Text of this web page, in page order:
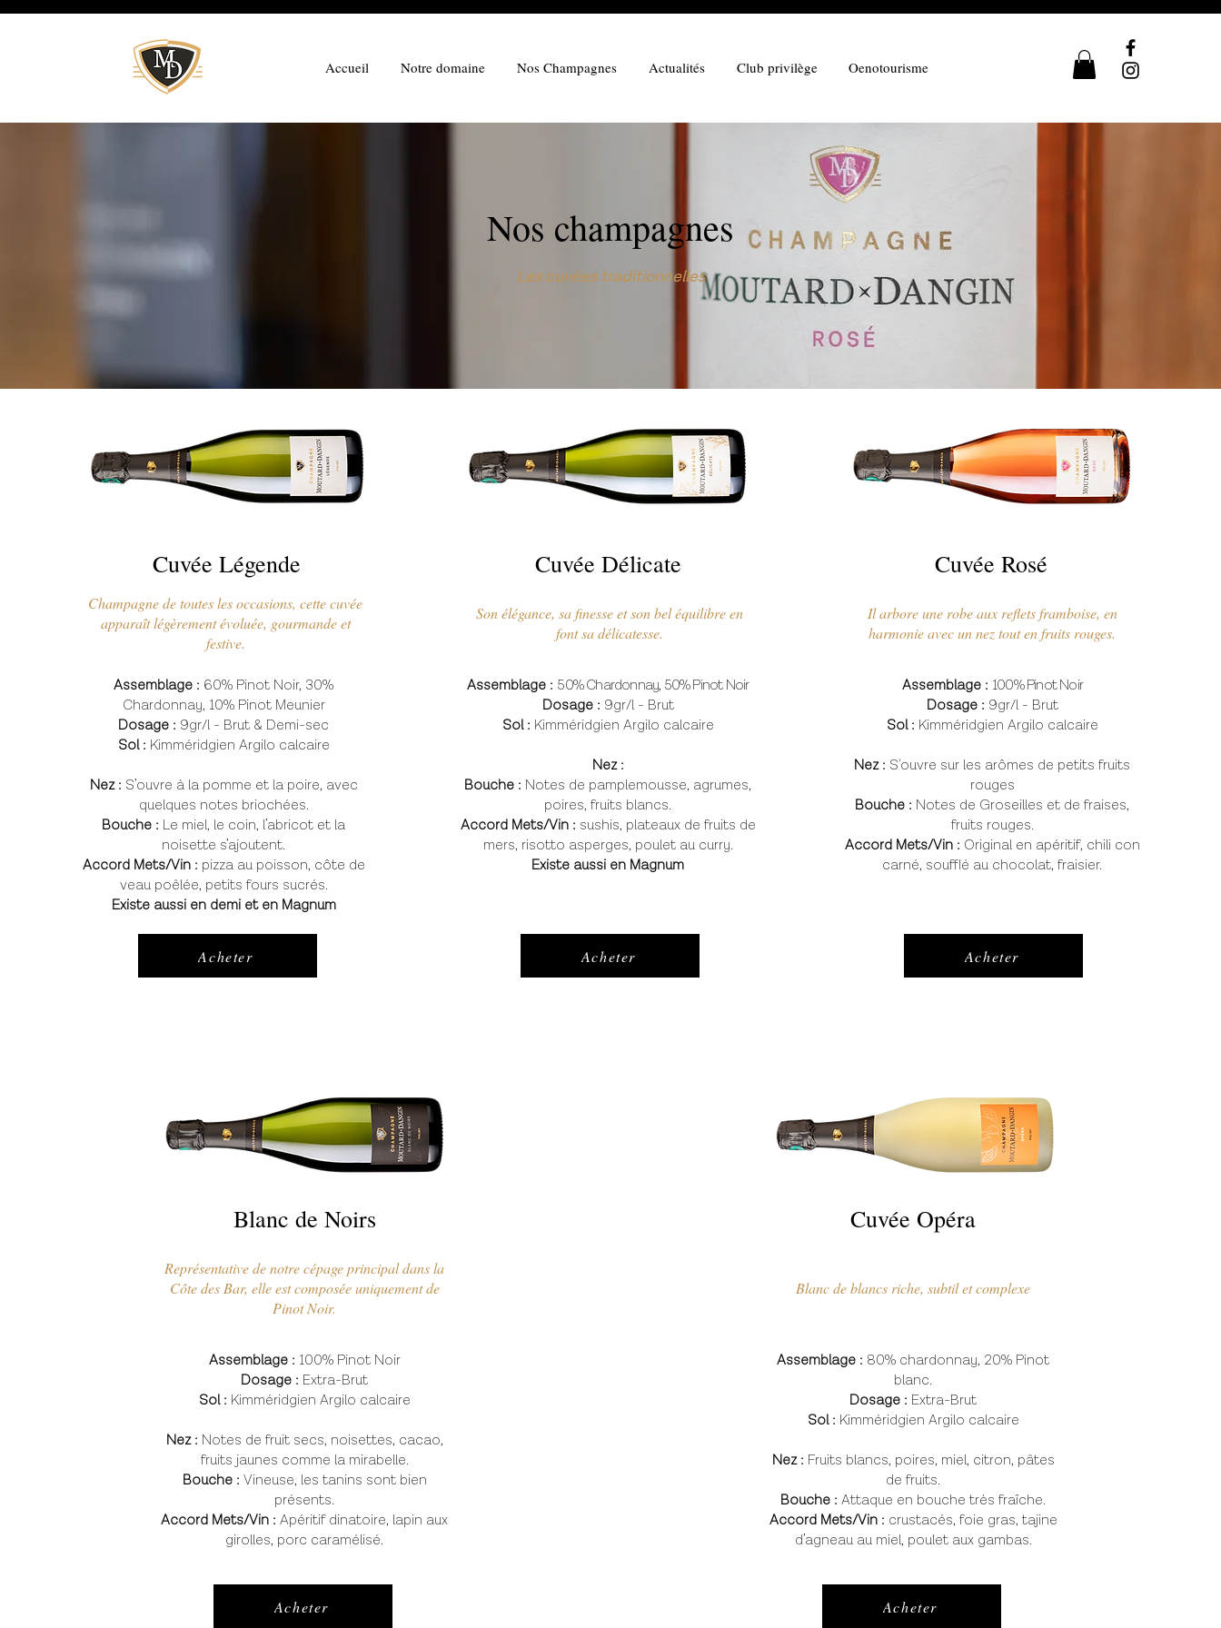
Accueil Notre domaine Nos Champagnes Actualités Club privilège Oenotourisme
Nos champagnes
Les cuvées traditionnelles
Cuvée Légende
Champagne de toutes les occasions, cette cuvée
apparaît légèrement évoluée, gourmande et
festive.
Assemblage : 60% Pinot Noir, 30%
Chardonnay, 10% Pinot Meunier
Dosage : 9gr/l - Brut & Demi-sec
Sol : Kimméridgien Argilo calcaire
Nez : S’ouvre à la pomme et la poire, avec
quelques notes briochées.
Bouche : Le miel, le coin, l’abricot et la
noisette s’ajoutent.
Accord Mets/Vin : pizza au poisson, côte de
veau poêlée, petits fours sucrés.
Existe aussi en demi et en Magnum
Acheter
Cuvée Délicate
Son élégance, sa finesse et son bel équilibre en
font sa délicatesse.
Assemblage : 50% Chardonnay, 50% Pinot Noir
Dosage : 9gr/l - Brut
Sol : Kimméridgien Argilo calcaire
Nez :
Bouche : Notes de pamplemousse, agrumes,
poires, fruits blancs.
Accord Mets/Vin : sushis, plateaux de fruits de
mers, risotto asperges, poulet au curry.
Existe aussi en Magnum
Acheter
Cuvée Rosé
Il arbore une robe aux reflets framboise, en
harmonie avec un nez tout en fruits rouges.
Assemblage : 100% Pinot Noir
Dosage : 9gr/l - Brut
Sol : Kimméridgien Argilo calcaire
Nez : S'ouvre sur les arômes de petits fruits
rouges
Bouche : Notes de Groseilles et de fraises,
fruits rouges.
Accord Mets/Vin : Original en apéritif, chili con
carné, soufflé au chocolat, fraisier.
Acheter
Blanc de Noirs
Représentative de notre cépage principal dans la
Côte des Bar, elle est composée uniquement de
Pinot Noir.
Assemblage : 100% Pinot Noir
Dosage : Extra-Brut
Sol : Kimméridgien Argilo calcaire
Nez : Notes de fruit secs, noisettes, cacao,
fruits jaunes comme la mirabelle.
Bouche : Vineuse, les tanins sont bien
présents.
Accord Mets/Vin : Apéritif dinatoire, lapin aux
girolles, porc caramélisé.
Acheter
Cuvée Opéra
Blanc de blancs riche, subtil et complexe
Assemblage : 80% chardonnay, 20% Pinot
blanc.
Dosage : Extra-Brut
Sol : Kimméridgien Argilo calcaire
Nez : Fruits blancs, poires, miel, citron, pâtes
de fruits.
Bouche : Attaque en bouche très fraîche.
Accord Mets/Vin : crustacés, foie gras, tajine
d’agneau au miel, poulet aux gambas.
Acheter